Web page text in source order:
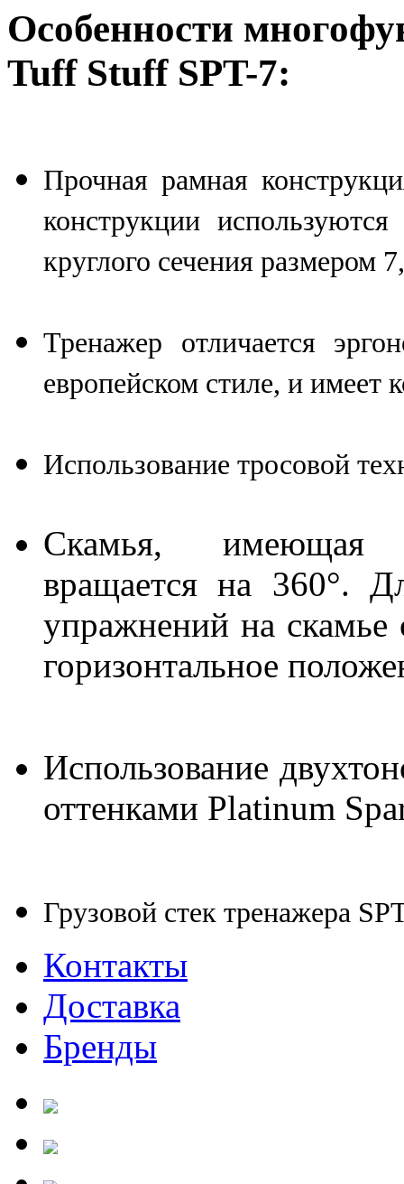
Особенности
Tuff Stuff SPT-7:
Прочная рамная
конструкции
круглого сечения размером
Тренажер отличается
европейском стиле, и имеет
Использование тросовой
Скамья, имеющая
вращается на 360°.
упражнений на скамье
горизонтальное
Использование
оттенками Platinum
Грузовой стек тренажера
Контакты
Доставка
Бренды